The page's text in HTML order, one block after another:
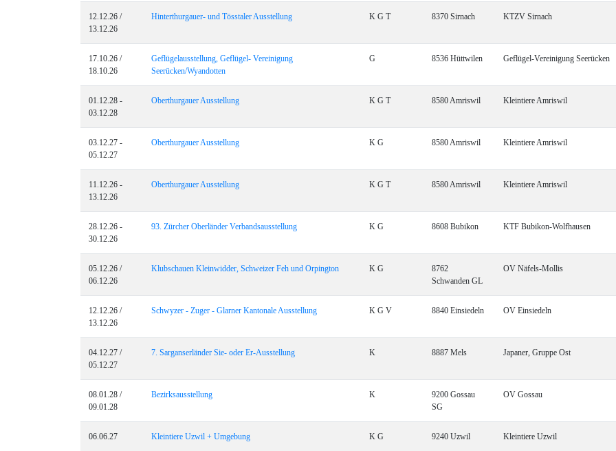
12.12.26 /
13.12.26
Hinterthurgauer- und Tösstaler Ausstellung K G T 8370 Sirnach KTZV Sirnach
17.10.26 /
18.10.26
Geflügelausstellung, Geflügel- Vereinigung
Seerücken/Wyandotten
G 8536 Hüttwilen Geflügel-Vereinigung Seerücken
01.12.28 -
03.12.28
Oberthurgauer Ausstellung K G T 8580 Amriswil Kleintiere Amriswil
03.12.27 -
05.12.27
Oberthurgauer Ausstellung K G 8580 Amriswil Kleintiere Amriswil
11.12.26 -
13.12.26
Oberthurgauer Ausstellung K G T 8580 Amriswil Kleintiere Amriswil
28.12.26 -
30.12.26
93. Zürcher Oberländer Verbandsausstellung K G 8608 Bubikon KTF Bubikon-Wolfhausen
05.12.26 /
06.12.26
Klubschauen Kleinwidder, Schweizer Feh und Orpington K G
8762
Schwanden GL
OV Näfels-Mollis
12.12.26 /
13.12.26
Schwyzer - Zuger - Glarner Kantonale Ausstellung K G V 8840 Einsiedeln OV Einsiedeln
04.12.27 /
05.12.27
7. Sarganserländer Sie- oder Er-Ausstellung K 8887 Mels Japaner, Gruppe Ost
08.01.28 /
09.01.28
Bezirksausstellung K
9200 Gossau
SG
OV Gossau
06.06.27 Kleintiere Uzwil + Umgebung K G 9240 Uzwil Kleintiere Uzwil